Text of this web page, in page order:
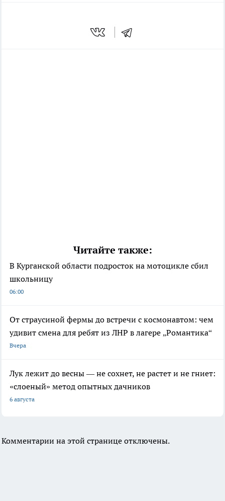
Читайте также:
В Курганской области подросток на мотоцикле сбил
школьницу
06:00
От страусиной фермы до встречи с космонавтом: чем
удивит смена для ребят из ЛНР в лагере „Романтика“
Вчера
Лук лежит до весны — не сохнет, не растет и не гниет:
«слоеный» метод опытных дачников
6 августа
Комментарии на этой странице отключены.